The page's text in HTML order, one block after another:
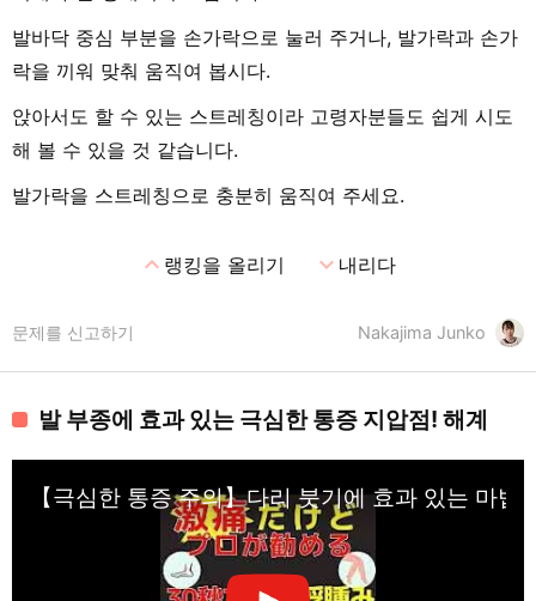
발바닥 중심 부분을 손가락으로 눌러 주거나, 발가락과 손가
락을 끼워 맞춰 움직여 봅시다.
앉아서도 할 수 있는 스트레칭이라 고령자분들도 쉽게 시도
해 볼 수 있을 것 같습니다.
발가락을 스트레칭으로 충분히 움직여 주세요.
expand_less랭킹을 올리기 expand_more내리다
Nakajima Junko
문제를 신고하기
발 부종에 효과 있는 극심한 통증 지압점! 해계
【극심한 통증 주의】다리 붓기에 효과 있는 마